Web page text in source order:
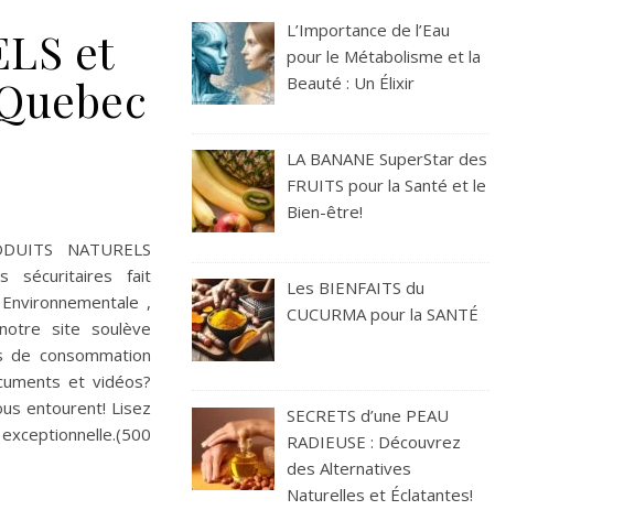
et
NATURELS
sécuritaires fait
,
site soulève
consommation
et vidéos?
entourent! Lisez
L’Importance de l’Eau
pour le Métabolisme et la
Beauté : Un Élixir
LA BANANE SuperStar des
FRUITS pour la Santé et le
Bien-être!
Les BIENFAITS du
CUCURMA pour la SANTÉ
SECRETS d’une PEAU
RADIEUSE : Découvrez
des Alternatives
Naturelles et Éclatantes!